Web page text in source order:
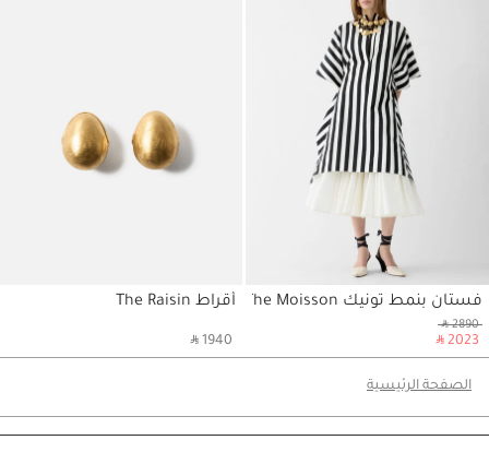
فستان بنمط تونيك The Moisson
حسابي
‎ ⃁ 2890 ‎
‎ ⃁ 2023 ‎
أقراط The Raisin
حسابي
‎ ⃁ 1940 ‎
الصفحة الرئيسية